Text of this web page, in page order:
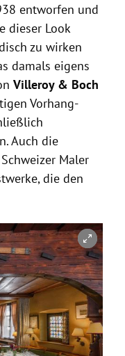
entworfen und
dieser Look
zu wirken
damals eigens
Villeroy & Boch
Vorhang-
Auch die
Maler
die den